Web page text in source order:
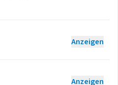
Anzeigen
Anzeigen